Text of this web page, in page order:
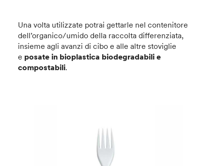
Una volta utilizzate potrai gettarle nel contenitore
dell’organico/umido della raccolta differenziata,
insieme agli avanzi di cibo e alle altre stoviglie
e posate in bioplastica biodegradabili e
compostabili.